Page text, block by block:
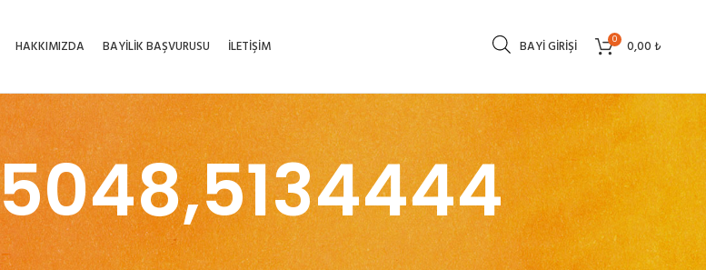
HAKKIMIZDA BAYİLİK BAŞVURUSU İLETİŞİM BAYI GIRIŞI 0 0,00₺